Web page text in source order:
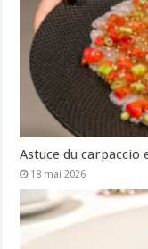
Astuce du carpaccio
18 mai 2026